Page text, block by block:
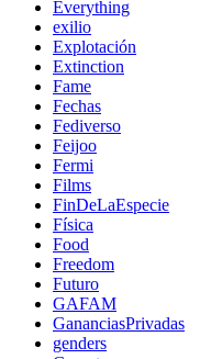
Everything
exilio
Explotación
Extinction
Fame
Fechas
Fediverso
Feijoo
Fermi
Films
FinDeLaEspecie
Física
Food
Freedom
Futuro
GAFAM
GananciasPrivadas
genders